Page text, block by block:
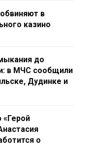
в
казино
до
в МЧС сообщили
Дудинке и
о